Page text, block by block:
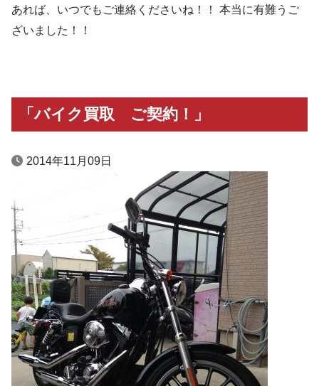
あれば、いつでもご連絡くださいね！！ 本当に有難うご
ざいました！！
「バイク買取 ご契約！」
2014年11月09日